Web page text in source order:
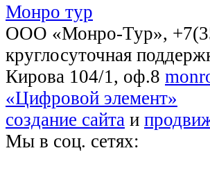
Монро тур
OOO «Монро-Тур»,
круглосуточная
Кирова 104/1, оф.8
«Цифровой элемент»
создание сайта и
Мы в соц. сетях: